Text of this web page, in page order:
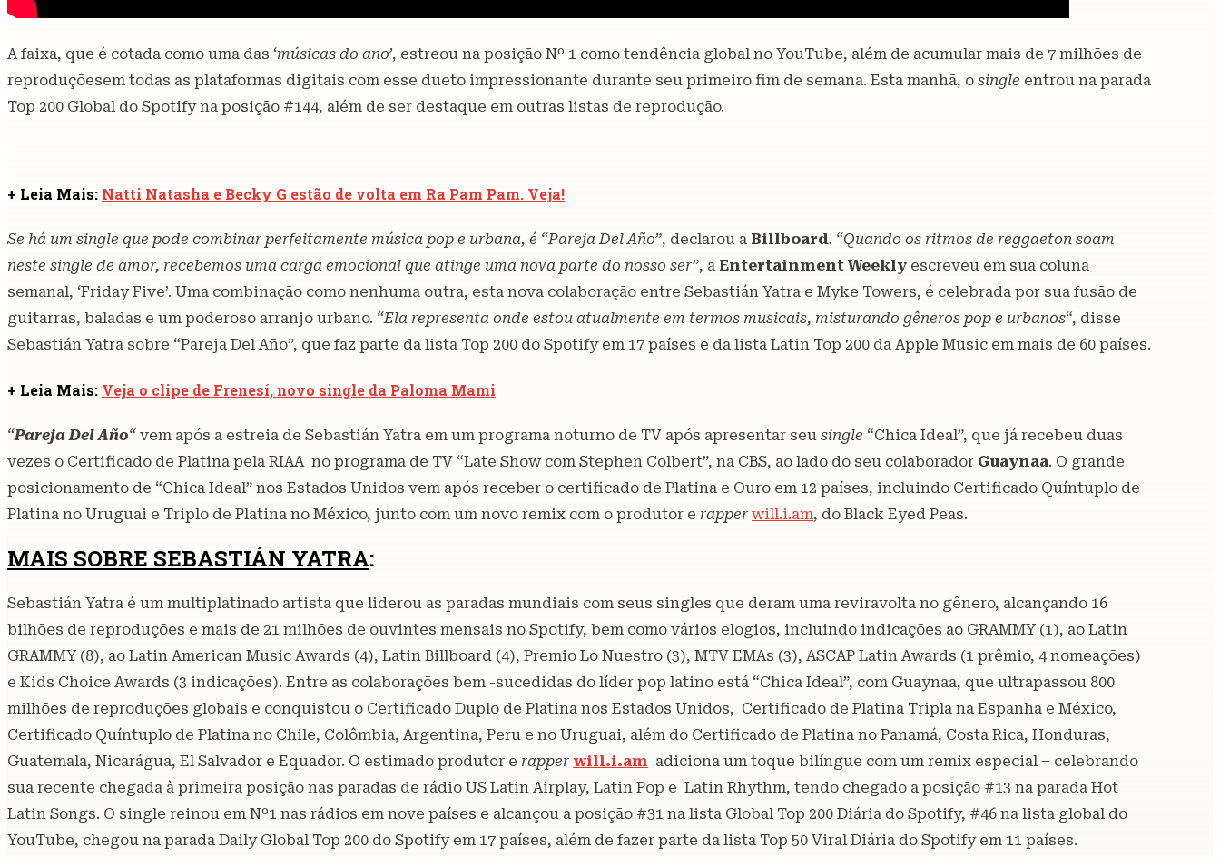
A faixa, que é cotada como uma das ‘músicas do ano’, estreou na posição Nº 1 como tendência global no YouTube, além de acumular mais de 7 milhões de
reproduçõesem todas as plataformas digitais com esse dueto impressionante durante seu primeiro fim de semana. Esta manhã, o single entrou na parada
Top 200 Global do Spotify na posição #144, além de ser destaque em outras listas de reprodução.
+ Leia Mais: Natti Natasha e Becky G estão de volta em Ra Pam Pam. Veja!
Se há um single que pode combinar perfeitamente música pop e urbana, é “Pareja Del Año”, declarou a Billboard. “Quando os ritmos de reggaeton soam
neste single de amor, recebemos uma carga emocional que atinge uma nova parte do nosso ser”, a Entertainment Weekly escreveu em sua coluna
semanal, ‘Friday Five’. Uma combinação como nenhuma outra, esta nova colaboração entre Sebastián Yatra e Myke Towers, é celebrada por sua fusão de
guitarras, baladas e um poderoso arranjo urbano. “Ela representa onde estou atualmente em termos musicais, misturando gêneros pop e urbanos“, disse
Sebastián Yatra sobre “Pareja Del Año”, que faz parte da lista Top 200 do Spotify em 17 países e da lista Latin Top 200 da Apple Music em mais de 60 países.
+ Leia Mais: Veja o clipe de Frenesí, novo single da Paloma Mami
“Pareja Del Año“ vem após a estreia de Sebastián Yatra em um programa noturno de TV após apresentar seu single “Chica Ideal”, que já recebeu duas
vezes o Certificado de Platina pela RIAA no programa de TV “Late Show com Stephen Colbert”, na CBS, ao lado do seu colaborador Guaynaa. O grande
posicionamento de “Chica Ideal” nos Estados Unidos vem após receber o certificado de Platina e Ouro em 12 países, incluindo Certificado Quíntuplo de
Platina no Uruguai e Triplo de Platina no México, junto com um novo remix com o produtor e rapper will.i.am, do Black Eyed Peas.
MAIS SOBRE SEBASTIÁN YATRA:
Sebastián Yatra é um multiplatinado artista que liderou as paradas mundiais com seus singles que deram uma reviravolta no gênero, alcançando 16
bilhões de reproduções e mais de 21 milhões de ouvintes mensais no Spotify, bem como vários elogios, incluindo indicações ao GRAMMY (1), ao Latin
GRAMMY (8), ao Latin American Music Awards (4), Latin Billboard (4), Premio Lo Nuestro (3), MTV EMAs (3), ASCAP Latin Awards (1 prêmio, 4 nomeações)
e Kids Choice Awards (3 indicações). Entre as colaborações bem -sucedidas do líder pop latino está “Chica Ideal”, com Guaynaa, que ultrapassou 800
milhões de reproduções globais e conquistou o Certificado Duplo de Platina nos Estados Unidos, Certificado de Platina Tripla na Espanha e México,
Certificado Quíntuplo de Platina no Chile, Colômbia, Argentina, Peru e no Uruguai, além do Certificado de Platina no Panamá, Costa Rica, Honduras,
Guatemala, Nicarágua, El Salvador e Equador. O estimado produtor e rapper will.i.am adiciona um toque bilíngue com um remix especial – celebrando
sua recente chegada à primeira posição nas paradas de rádio US Latin Airplay, Latin Pop e Latin Rhythm, tendo chegado a posição #13 na parada Hot
Latin Songs. O single reinou em Nº1 nas rádios em nove países e alcançou a posição #31 na lista Global Top 200 Diária do Spotify, #46 na lista global do
YouTube, chegou na parada Daily Global Top 200 do Spotify em 17 países, além de fazer parte da lista Top 50 Viral Diária do Spotify em 11 países.